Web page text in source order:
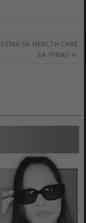
SA HEALTH CARE
SA ‘PINAS